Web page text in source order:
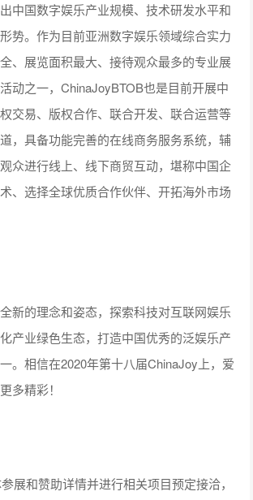
中国数字娱乐产业规模、技术研发水平和
势。作为目前亚洲数字娱乐领域综合实力
、展览面积最大、接待观众最多的专业展
动之一，ChinaJoyBTOB也是目前开展中
交易、版权合作、联合开发、联合运营等
，具备功能完善的在线商务服务系统，辅
众进行线上、线下商贸互动，堪称中国企
、选择全球优质合作伙伴、开拓海外市场
新的理念和姿态，探索科技对互联网娱乐
产业绿色生态，打造中国优秀的泛娱乐产
。相信在2020年第十八届ChinaJoy上，爱
多精彩！
展和赞助详情并进行相关项目预定接洽，